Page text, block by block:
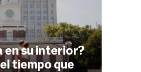
en su interior?
tiempo que